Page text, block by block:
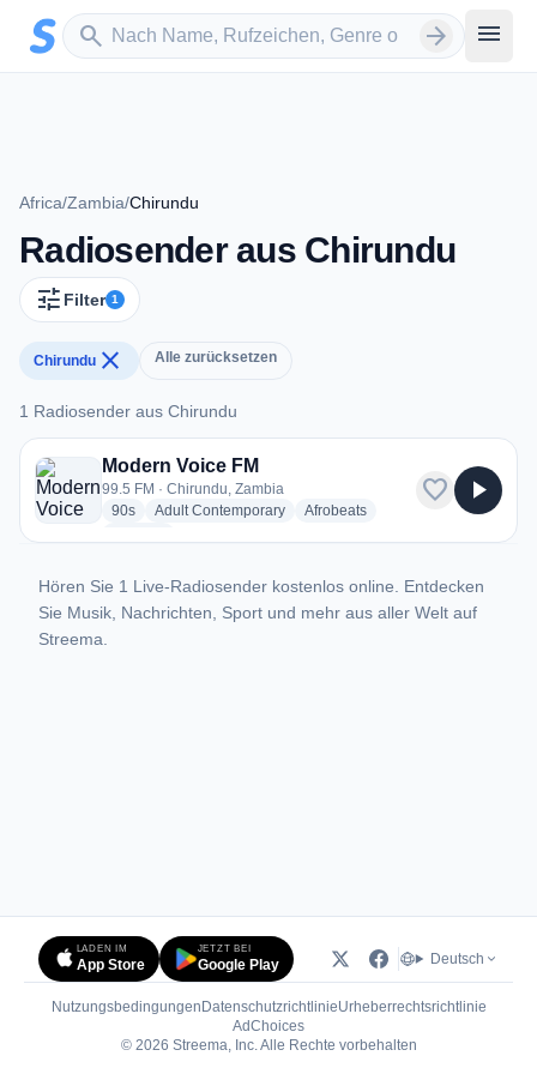
Zum Hauptinhalt springen
search
Sender suchen arrow_forward menu
Africa/Zambia/Chirundu
Radiosender aus Chirundu
tune Filter 1
Chirundu close Alle zurücksetzen
1 Radiosender aus Chirundu
1 Radiosender aus Chirundu
Modern Voice FM
99.5 FM · Chirundu, Zambia
90sradio stations
Adult Contemporaryradio stations
Afrobeatsradio stations
favorite play_arrow
Hören Sie 1 Live-Radiosender kostenlos online. Entdecken
Sie Musik, Nachrichten, Sport und mehr aus aller Welt auf
Streema.
LADEN IM
App Store
JETZT BEI
Google Play Deutsch
Nutzungsbedingungen DatenschutzrichtlinieUrheberrechtsrichtlinie
AdChoices(öffnet in neuem Tab)
© 2026 Streema, Inc. Alle Rechte vorbehalten